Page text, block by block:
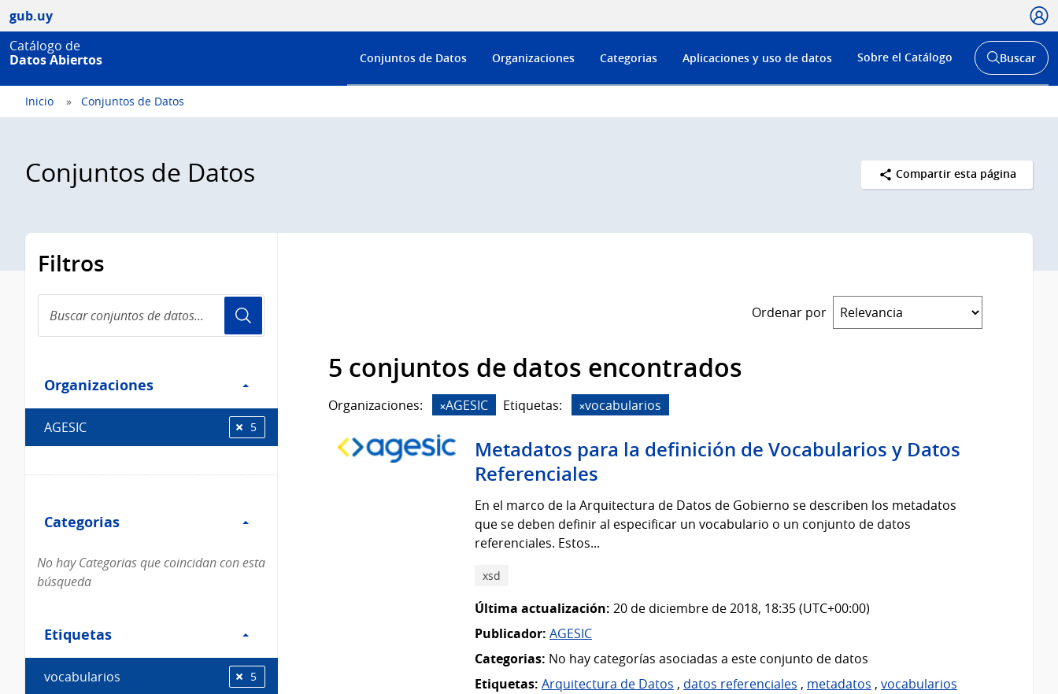
gub.uy
Catálogo de
Datos Abiertos
Menú
de
Conjuntos de Datos Organizaciones Categorias Aplicaciones y uso de datos Sobre el Catálogo
Abrir
buscador
Buscar
Inicio Conjuntos de Datos
Conjuntos de Datos Compartir esta página
Filtros
conjuntos
de
Organizaciones
Organizaciones
AGESIC 5
Categorias
Categorias
No hay Categorias que coincidan con esta
búsqueda
Etiquetas
Etiquetas
vocabularios 5
Ordenar por
5 conjuntos de datos encontrados
Organizaciones: AGESIC Etiquetas: vocabularios
Metadatos para la definición de Vocabularios y Datos
Referenciales
En el marco de la Arquitectura de Datos de Gobierno se describen los metadatos
que se deben definir al especificar un vocabulario o un conjunto de datos
referenciales. Estos...
xsd
Última actualización: 20 de diciembre de 2018, 18:35 (UTC+00:00)
Publicador: AGESIC
Categorias: No hay categorías asociadas a este conjunto de datos
Etiquetas: Arquitectura de Datos , datos referenciales , metadatos , vocabularios